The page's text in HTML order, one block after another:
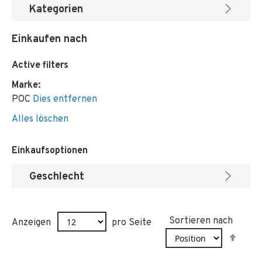
Anzeigen pro Seite
Sortieren nach
Kategorien
Einkaufen nach
Active filters
Marke
POC Dies entfernen
Alles löschen
Einkaufsoptionen
Geschlecht